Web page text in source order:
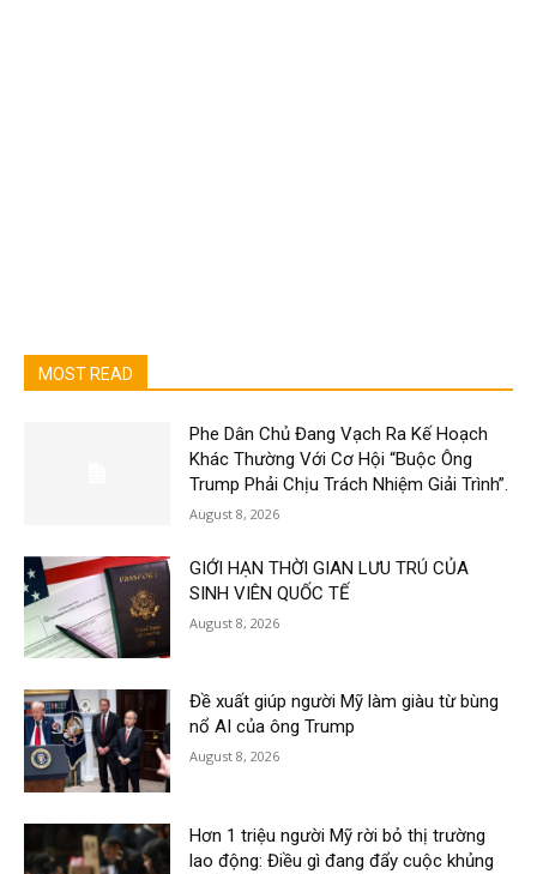
MOST READ
Phe Dân Chủ Đang Vạch Ra Kế Hoạch
Khác Thường Với Cơ Hội “Buộc Ông
Trump Phải Chịu Trách Nhiệm Giải Trình”.
August 8, 2026
GIỚI HẠN THỜI GIAN LƯU TRÚ CỦA
SINH VIÊN QUỐC TẾ
August 8, 2026
Đề xuất giúp người Mỹ làm giàu từ bùng
nổ AI của ông Trump
August 8, 2026
Hơn 1 triệu người Mỹ rời bỏ thị trường
lao động: Điều gì đang đẩy cuộc khủng